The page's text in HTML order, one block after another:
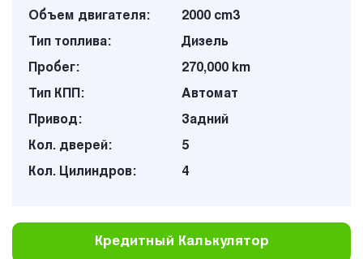
Объем двигателя:
2000 cm3
Тип топлива:
Дизель
Пробег:
270,000 km
Тип КПП:
Автомат
Привод:
Задний
Кол. дверей:
5
Кол. Цилиндров:
4
Кредитный Калькулятор